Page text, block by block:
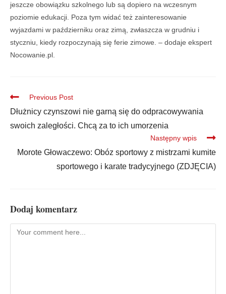
jeszcze obowiązku szkolnego lub są dopiero na wczesnym
poziomie edukacji. Poza tym widać też zainteresowanie
wyjazdami w październiku oraz zimą, zwłaszcza w grudniu i
styczniu, kiedy rozpoczynają się ferie zimowe. – dodaje ekspert
Nocowanie.pl.
Previous Post
Dłużnicy czynszowi nie garną się do odpracowywania
swoich zaległości. Chcą za to ich umorzenia
Następny wpis
Morote Głowaczewo: Obóz sportowy z mistrzami kumite
sportowego i karate tradycyjnego (ZDJĘCIA)
Dodaj komentarz